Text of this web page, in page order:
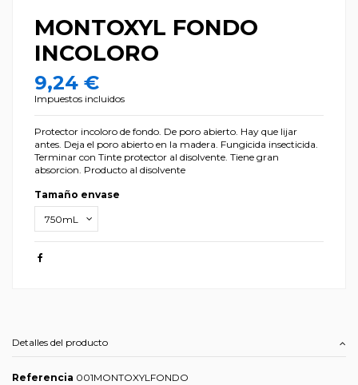
MONTOXYL FONDO
INCOLORO
9,24 €
Impuestos incluidos
Protector incoloro de fondo. De poro abierto. Hay que lijar
antes. Deja el poro abierto en la madera. Fungicida insecticida.
Terminar con Tinte protector al disolvente. Tiene gran
absorcion. Producto al disolvente
Tamaño envase
Detalles del producto
Referencia 001MONTOXYLFONDO